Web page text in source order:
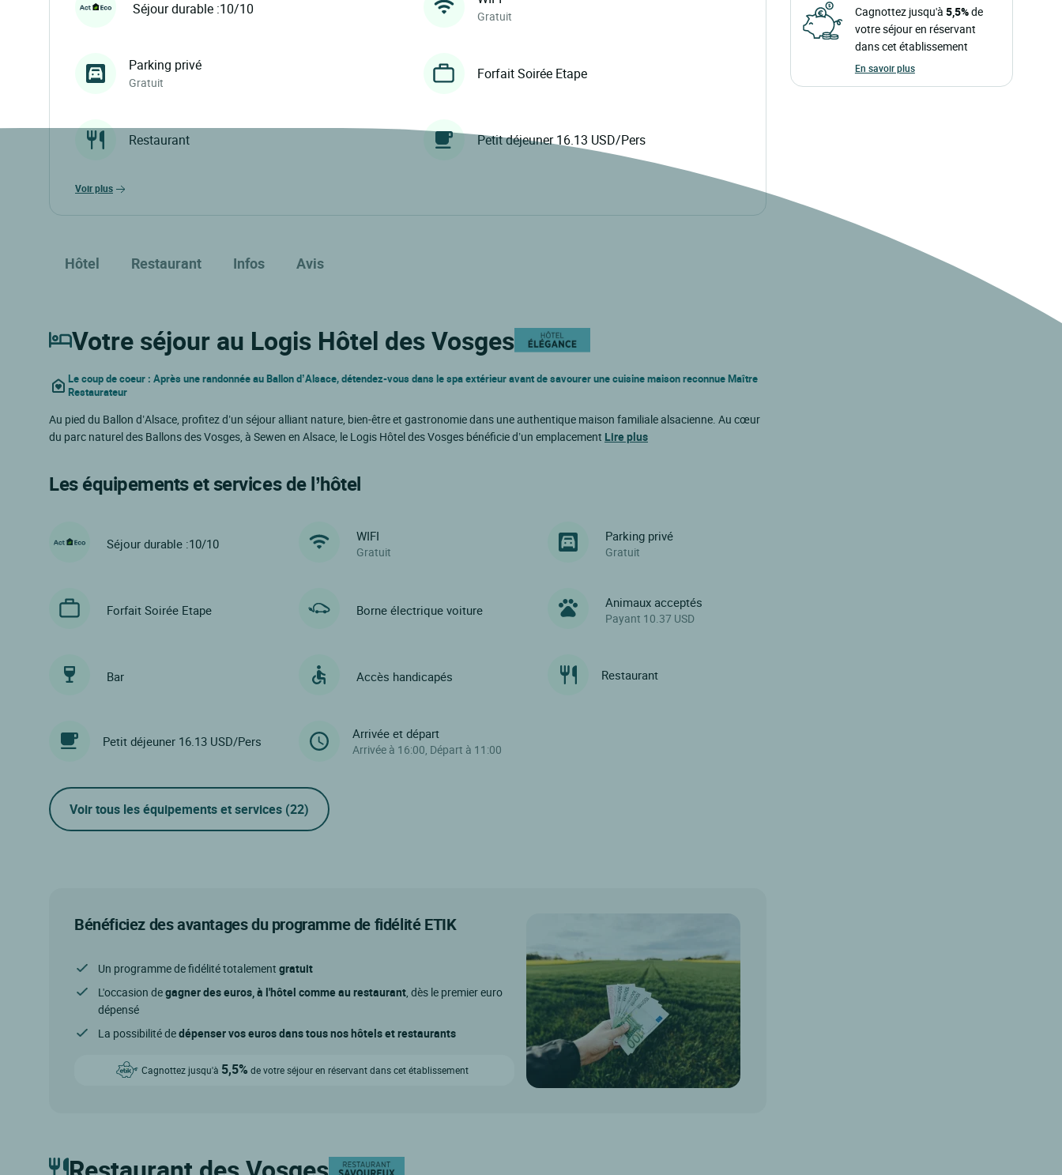
Séjour durable :10/10 Gratuit
Parking privé
Gratuit
Forfait Soirée Etape
Restaurant Petit déjeuner 16.13 USD/Pers
voir plus
Hôtel Restaurant Infos Avis
Votre séjour au Logis Hôtel des Vosges
Le coup de coeur : Après une randonnée au Ballon d’Alsace, détendez-vous dans le spa extérieur avant de savourer une cuisine maison reconnue Maître
Restaurateur
Au pied du Ballon d’Alsace, profitez d’un séjour alliant nature, bien-être et gastronomie dans une authentique maison familiale alsacienne. Au cœur
du parc naturel des Ballons des Vosges, à Sewen en Alsace, le Logis Hôtel des Vosges bénéficie d’un emplacement Lire plus
Les équipements et services de l’hôtel
Séjour durable :10/10 WIFI
Gratuit
Parking privé
Gratuit
Forfait Soirée Etape Borne électrique voiture Animaux acceptés
Payant 10.37 USD
Bar Accès handicapés Restaurant
Petit déjeuner 16.13 USD/Pers Arrivée et départ
Arrivée à 16:00, Départ à 11:00
Voir tous les équipements et services (22)
Bénéficiez des avantages du programme de fidélité ETIK
Un programme de fidélité totalement gratuit
L'occasion degagner des euros, à l'hôtel comme au restaurant , dès le premier euro
dépensé
La possibilité dedépenser vos euros dans tous nos hôtels et restaurants
Cagnottez jusqu'à 5,5% de votre séjour en réservant dans cet établissement
Cagnottez jusqu'à 5,5%de
votre séjour en réservant
dans cet établissement
En savoir plus